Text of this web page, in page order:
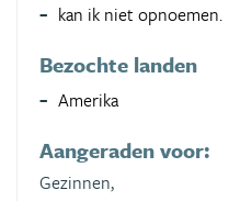
kan ik niet opnoemen.
Bezochte landen
Amerika
Aangeraden voor:
Gezinnen,